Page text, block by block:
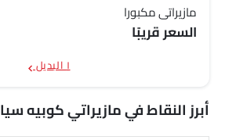
مازيراتي مكبورا
السعر قريبًا
١ البديل
أبرز النقاط في مازيراتي كوبيه